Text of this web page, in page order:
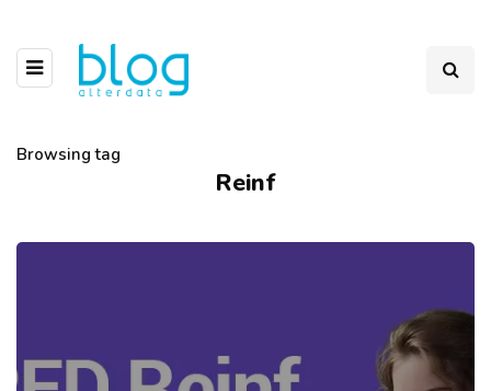
Browsing tag
Reinf